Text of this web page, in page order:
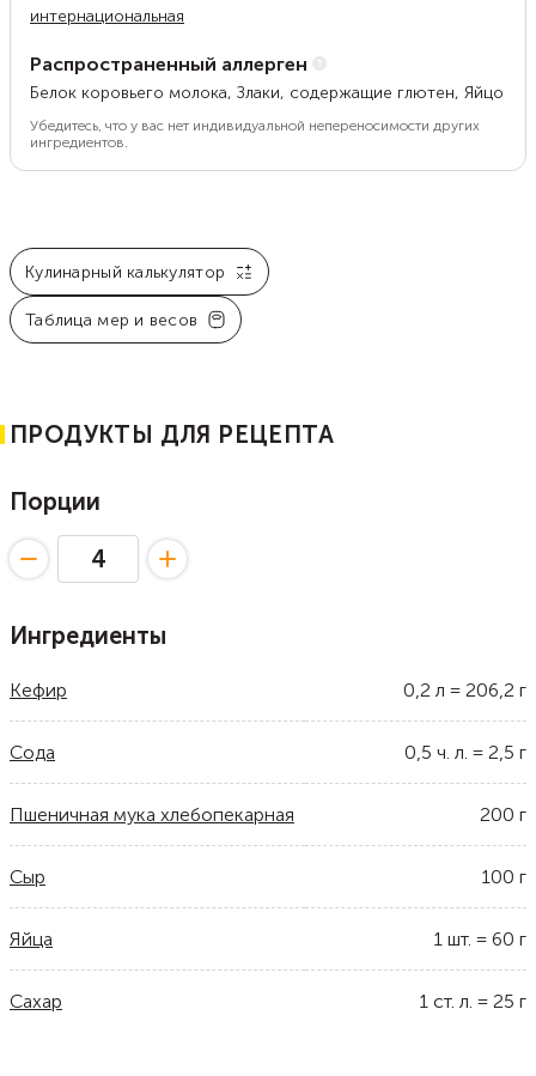
интернациональная
Распространенный аллерген
Белок коровьего молока, Злаки, содержащие глютен, Яйцо
Убедитесь, что у вас нет индивидуальной непереносимости других
ингредиентов.
Кулинарный калькулятор
Таблица мер и весов
ПРОДУКТЫ ДЛЯ РЕЦЕПТА
Порции
Ингредиенты
Кефир 0,2 л = 206,2 г
Сода 0,5 ч. л. = 2,5 г
Пшеничная мука хлебопекарная 200 г
Сыр 100 г
Яйца 1 шт. = 60 г
Сахар 1 ст. л. = 25 г